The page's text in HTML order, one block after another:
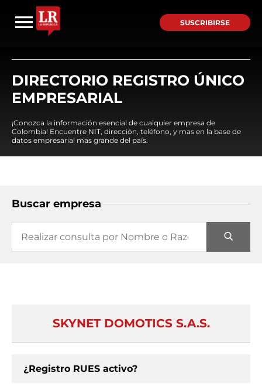
SUSCRIBIRSE
DIRECTORIO REGISTRO ÚNICO
EMPRESARIAL
¡Conozca la información esencial de cualquier empresa de
Colombia! Encuentre NIT, dirección, teléfono, y mas en la base de
datos empresarial mas grande del país.
Buscar empresa
SKYNET DOMOTICS S.A.S.
¿Registro RUES activo?